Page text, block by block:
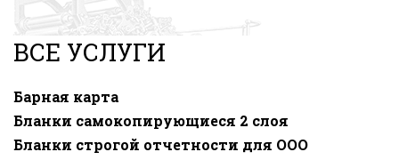
ВСЕ УСЛУГИ
Барная карта
Бланки самокопирующиеся 2 слоя
Бланки строгой отчетности для ООО